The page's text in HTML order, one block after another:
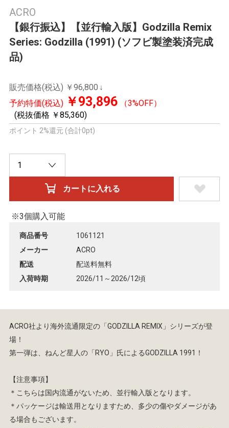
ACRO
【銀行振込】【並行輸入版】Godzilla Remix
Series: Godzilla (1991) (ソフビ製塗装済完成
品)
販売価格(税込) ￥96,800
予約特価(税込) ￥93,896（3%OFF）
(税抜価格 ￥85,360)
ポイント 2%還元 (合計0pt)
※3個購入可能
商品番号
1061121
メーカー
ACRO
配送
配送料無料
入荷時期
2026/11～2026/12頃
ACRO社より海外流通限定の「GODZILLA REMIX」シリーズが登
場！
第一弾は、ねんど星人の「RYO」氏によるGODZILLA 1991！
【注意事項】
＊こちらは国内流通がないため、並行輸入版となります。
＊パッケージは輸送用となりますため、多少の傷やダメージがあ
る場合もございます。